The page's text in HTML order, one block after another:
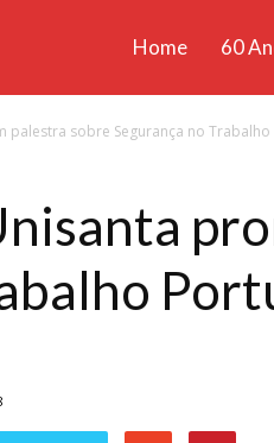
Home 60
palestra sobre Segurança no